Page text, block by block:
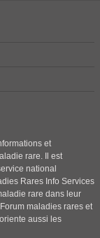
et
rare. Il est
national
Rares Info Services
rare dans leur
maladies rares et
aussi les